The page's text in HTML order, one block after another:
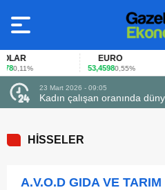
0,11%
EURO
53,45980,55%
23 Mart 2026 - 09:05
Kadın çalışan oranında
HİSSELER
A.V.O.D GIDA VE TARIM